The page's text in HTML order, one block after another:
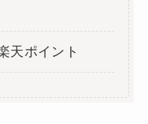
天ポイント